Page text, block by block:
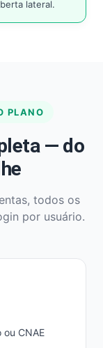
lateral.
PLANO
— do
todos os
por usuário.
ou CNAE